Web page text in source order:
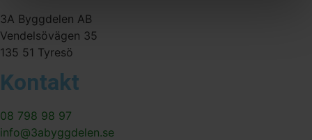
3A Byggdelen AB
Vendelsövägen 35
135 51 Tyresö
Kontakt
08 798 98 97
info@3abyggdelen.se